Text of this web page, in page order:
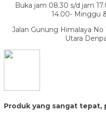
Buka jam 08.30 s/d jam
14.00- Minggu
Jalan Gunung Himalaya
Utara
Produk yang sangat tepat,